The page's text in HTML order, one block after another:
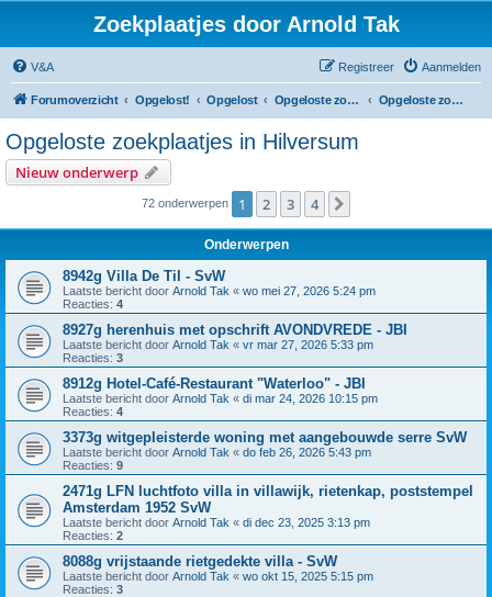
Zoekplaatjes door Arnold Tak
V&A Aanmelden
Registreer
Forumoverzicht Opgelost! Opgelost Opgeloste zoekplaatjes in Noord-Holland Opgeloste zoekplaatjes in Hilversum
Opgeloste zoekplaatjes in Hilversum
Nieuw onderwerp
72 onderwerpen 1 2 3 4
Onderwerpen
8942g Villa De Til - SvW
Laatste bericht door Arnold Tak « wo mei 27, 2026 5:24 pm
Reacties: 4
8927g herenhuis met opschrift AVONDVREDE - JBI
Laatste bericht door Arnold Tak « vr mar 27, 2026 5:33 pm
Reacties: 3
8912g Hotel-Café-Restaurant "Waterloo" - JBI
Laatste bericht door Arnold Tak « di mar 24, 2026 10:15 pm
Reacties: 4
3373g witgepleisterde woning met aangebouwde serre SvW
Laatste bericht door Arnold Tak « do feb 26, 2026 5:43 pm
Reacties: 9
2471g LFN luchtfoto villa in villawijk, rietenkap, poststempel
Amsterdam 1952 SvW
Laatste bericht door Arnold Tak « di dec 23, 2025 3:13 pm
Reacties: 2
8088g vrijstaande rietgedekte villa - SvW
Laatste bericht door Arnold Tak « wo okt 15, 2025 5:15 pm
Reacties: 3